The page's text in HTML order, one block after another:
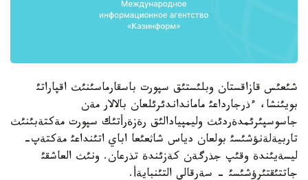
شئعئس قازاقستان وبلئستئق سپورت باسقارماسئنئث اقپاراتئ
بويئنشا، ءذرجارداعئ مامانداندئرئلعان بالالار مةن
جاسوسپئرئمدةردئث وليمپيادالئق رةزةرأتئك سپورت مةكتةبئنئث
تاربيةلةنؤشئسئ بولعان دياس شاثعئعا اباي اتئنداعئ مةكتةپ-
ليسةيئندة وقئپ جذرگةن كةزئندة تذرعان. ونئث العاشقئ
جاتتئقتئرؤشئسئ - سةرقالي التئنبايةأ.